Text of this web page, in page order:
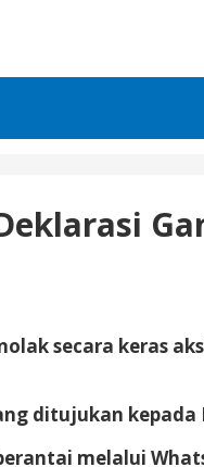
secara keras
ditujukan
melalui